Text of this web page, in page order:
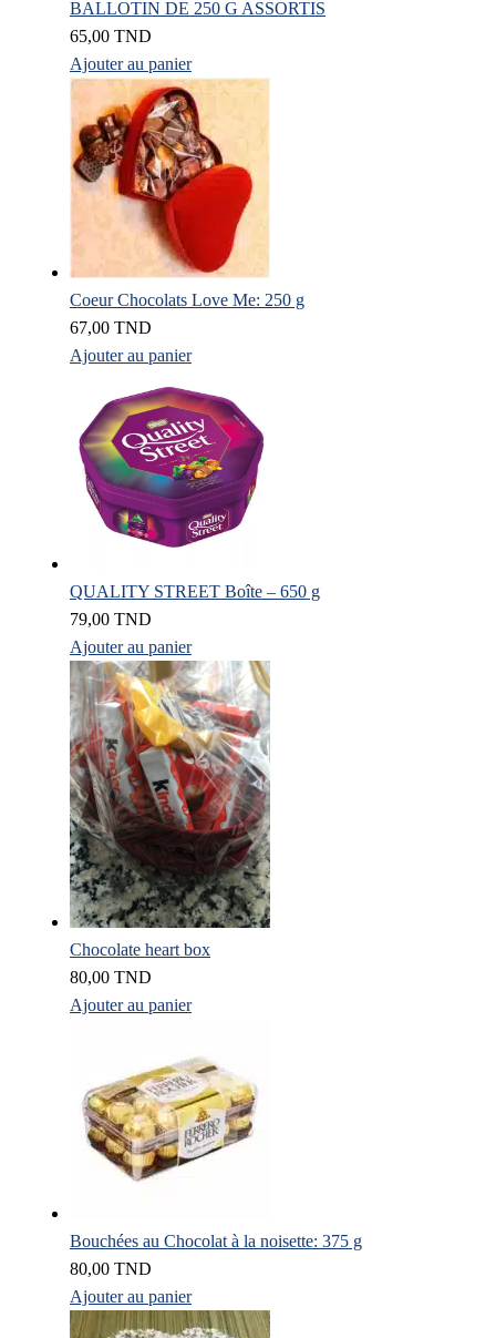
BALLOTIN DE 250 G ASSORTIS
65,00 TND
Ajouter au panier
Coeur Chocolats Love Me: 250 g
67,00 TND
Ajouter au panier
QUALITY STREET Boîte – 650 g
79,00 TND
Ajouter au panier
Chocolate heart box
80,00 TND
Ajouter au panier
Bouchées au Chocolat à la noisette: 375 g
80,00 TND
Ajouter au panier